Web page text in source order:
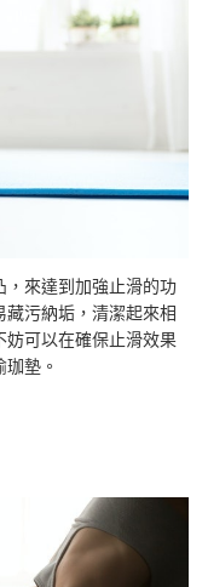
，來達到加強止滑的功
污納垢，清潔起來相
妨可以在確保止滑效果
墊。